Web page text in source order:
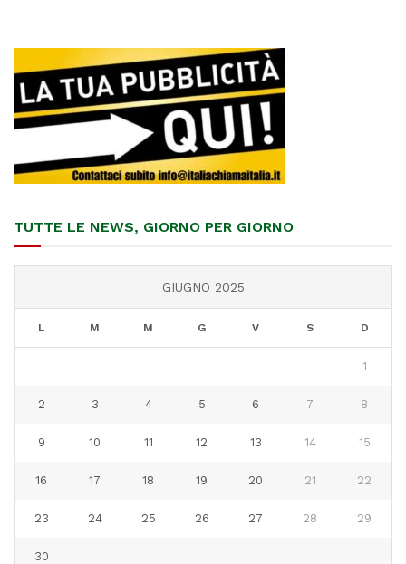
TUTTE LE NEWS, GIORNO PER GIORNO
GIUGNO 2025
L M M G V S D
1
2 3 4 5 6 7 8
9 10 11 12 13 14 15
16 17 18 19 20 21 22
23 24 25 26 27 28 29
30